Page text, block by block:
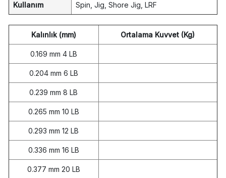
Kullanım Spin, Jig, Shore Jig, LRF
Kalınlık (mm) Ortalama Kuvvet (Kg)
0.169 mm 4 LB
0.204 mm 6 LB
0.239 mm 8 LB
0.265 mm 10 LB
0.293 mm 12 LB
0.336 mm 16 LB
0.377 mm 20 LB